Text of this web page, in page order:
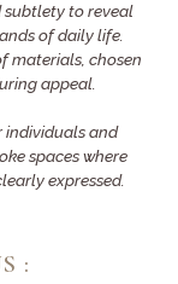
subtlety to reveal
of daily life.
materials, chosen
appeal.
individuals and
spaces where
expressed.
: